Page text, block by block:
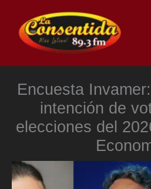
contenido
Encuesta
intención de
elecciones del